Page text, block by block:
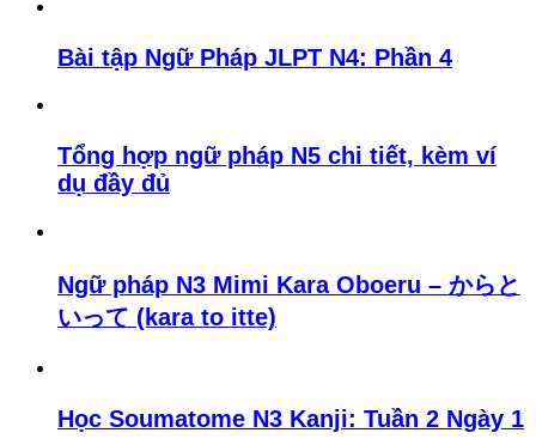
Bài tập Ngữ Pháp JLPT N4: Phần 4
Tổng hợp ngữ pháp N5 chi tiết, kèm ví
dụ đầy đủ
Ngữ pháp N3 Mimi Kara Oboeru – からと
いって (kara to itte)
Học Soumatome N3 Kanji: Tuần 2 Ngày 1